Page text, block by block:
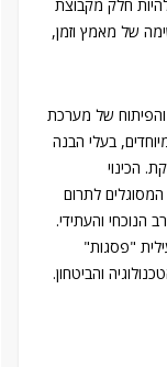
להיות חלק מקבוצת
של מאמץ וזמן,
של מערכת
בעלי הבנה
הכינוי
לתרום
הנוכחי והעתידי.
"פסגות"
והביטחון.